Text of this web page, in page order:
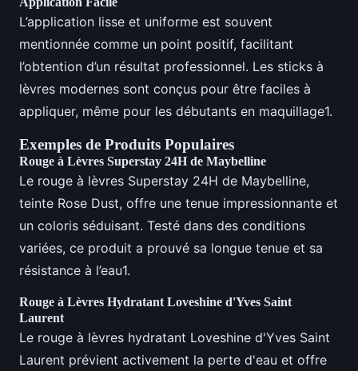
L’application lisse et uniforme est souvent
mentionnée comme un point positif, facilitant
l’obtention d’un résultat professionnel. Les sticks à
lèvres modernes sont conçus pour être faciles à
appliquer, même pour les débutants en maquillage1.
Exemples de Produits Populaires
Rouge à Lèvres Superstay 24H de Maybelline
Le rouge à lèvres Superstay 24H de Maybelline,
teinte Rose Dust, offre une tenue impressionnante et
un coloris séduisant. Testé dans des conditions
variées, ce produit a prouvé sa longue tenue et sa
résistance à l’eau1.
Rouge à Lèvres Hydratant Loveshine d'Yves Saint
Laurent
Le rouge à lèvres hydratant Loveshine d'Yves Saint
Laurent prévient activement la perte d'eau et offre